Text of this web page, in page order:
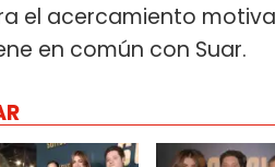
el acercamiento
en común con Suar.